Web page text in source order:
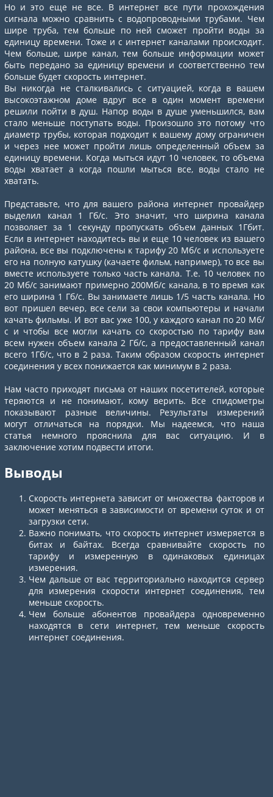
Но и это еще не все. В интернет все пути прохождения
сигнала можно сравнить с водопроводными трубами. Чем
шире труба, тем больше по ней сможет пройти воды за
единицу времени. Тоже и с интернет каналами происходит.
Чем больше, шире канал, тем больше информации может
быть передано за единицу времени и соответственно тем
больше будет скорость интернет.
Вы никогда не сталкивались с ситуацией, когда в вашем
высокоэтажном доме вдруг все в один момент времени
решили пойти в душ. Напор воды в душе уменьшился, вам
стало меньше поступать воды. Произошло это потому что
диаметр трубы, которая подходит к вашему дому ограничен
и через нее может пройти лишь определенный объем за
единицу времени. Когда мыться идут 10 человек, то объема
воды хватает а когда пошли мыться все, воды стало не
хватать.
Представьте, что для вашего района интернет провайдер
выделил канал 1 Гб/с. Это значит, что ширина канала
позволяет за 1 секунду пропускать объем данных 1Гбит.
Если в интернет находитесь вы и еще 10 человек из вашего
района, все вы подключены к тарифу 20 Мб/с и используете
его на полную катушку (качаете фильм, например), то все вы
вместе используете только часть канала. Т.е. 10 человек по
20 Мб/с занимают примерно 200Мб/с канала, в то время как
его ширина 1 Гб/с. Вы занимаете лишь 1/5 часть канала. Но
вот пришел вечер, все сели за свои компьютеры и начали
качать фильмы. И вот вас уже 100, у каждого канал по 20 Мб/
с и чтобы все могли качать со скоростью по тарифу вам
всем нужен объем канала 2 Гб/с, а предоставленный канал
всего 1Гб/с, что в 2 раза. Таким образом скорость интернет
соединения у всех понижается как минимум в 2 раза.
Нам часто приходят письма от наших посетителей, которые
теряются и не понимают, кому верить. Все спидометры
показывают разные величины. Результаты измерений
могут отличаться на порядки. Мы надеемся, что наша
статья немного прояснила для вас ситуацию. И в
заключение хотим подвести итоги.
Выводы
Скорость интернета зависит от множества факторов и
может меняться в зависимости от времени суток и от
загрузки сети.
Важно понимать, что скорость интернет измеряется в
битах и байтах. Всегда сравнивайте скорость по
тарифу и измеренную в одинаковых единицах
измерения.
Чем дальше от вас территориально находится сервер
для измерения скорости интернет соединения, тем
меньше скорость.
Чем больше абонентов провайдера одновременно
находятся в сети интернет, тем меньше скорость
интернет соединения.